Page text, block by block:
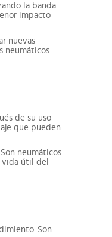
la banda
impacto
nuevas
neumáticos
de su uso
que pueden
neumáticos
vida útil del
Son